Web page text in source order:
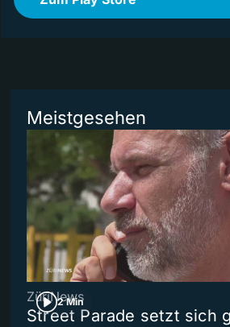
Meistgesehen
2 Min
ZüriNews
Street Parade setzt sich